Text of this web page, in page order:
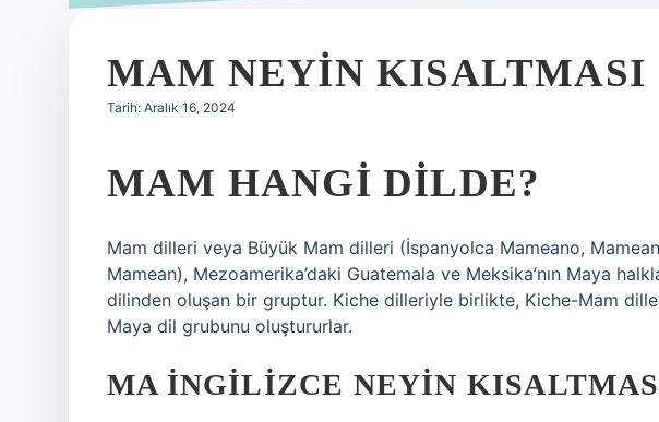
MAM NEYIN KISALTMASI
Tarih: Aralık 16, 2024
MAM HANGI DILDE?
Mam dilleri veya Büyük Mam dilleri (İspanyolca Mameano,
Mamean), Mezoamerika’daki Guatemala ve Meksika’nın Maya
dilinden oluşan bir gruptur. Kiche dilleriyle birlikte, Kiche-Mam
Maya dil grubunu oluştururlar.
MA INGILIZCE NEYIN